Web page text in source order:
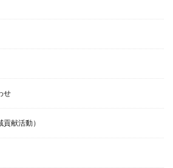
せ
献活動）